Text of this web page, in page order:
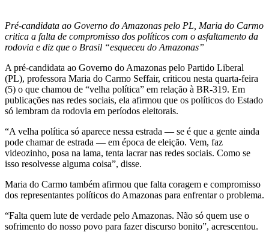
Pré-candidata ao Governo do Amazonas pelo PL, Maria do Carmo
critica a falta de compromisso dos políticos com o asfaltamento da
rodovia e diz que o Brasil “esqueceu do Amazonas”
A pré-candidata ao Governo do Amazonas pelo Partido Liberal
(PL), professora Maria do Carmo Seffair, criticou nesta quarta-feira
(5) o que chamou de “velha política” em relação à BR-319. Em
publicações nas redes sociais, ela afirmou que os políticos do Estado
só lembram da rodovia em períodos eleitorais.
“A velha política só aparece nessa estrada — se é que a gente ainda
pode chamar de estrada — em época de eleição. Vem, faz
videozinho, posa na lama, tenta lacrar nas redes sociais. Como se
isso resolvesse alguma coisa”, disse.
Maria do Carmo também afirmou que falta coragem e compromisso
dos representantes políticos do Amazonas para enfrentar o problema.
“Falta quem lute de verdade pelo Amazonas. Não só quem use o
sofrimento do nosso povo para fazer discurso bonito”, acrescentou.